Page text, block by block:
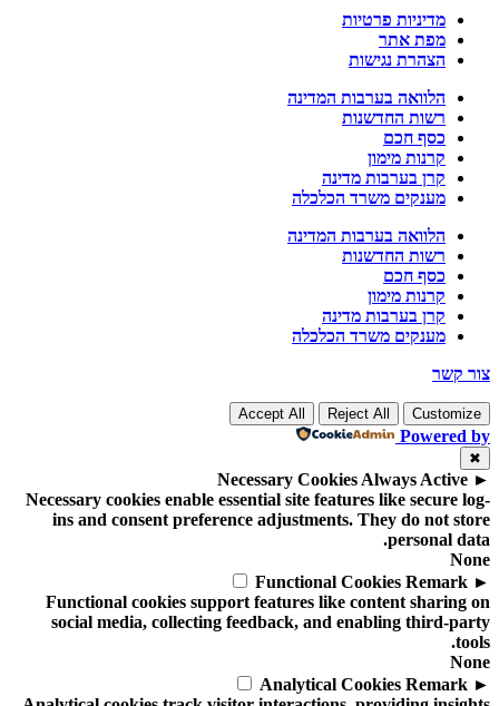
מדיניות פרטיות
מפת אתר
הצהרת נגישות
הלוואה בערבות המדינה
רשות החדשנות
כסף חכם
קרנות מימון
קרן בערבות מדינה
מענקים משרד הכלכלה
הלוואה בערבות המדינה
רשות החדשנות
כסף חכם
קרנות מימון
קרן בערבות מדינה
מענקים משרד הכלכלה
צור קשר
Customize
Reject All
Accept All
Powered by
✖
►
Necessary Cookies Always Active
Necessary cookies enable essential site features like secure log-
ins and consent preference adjustments. They do not store
personal data.
None
►
Functional Cookies Remark
Functional cookies support features like content sharing on
social media, collecting feedback, and enabling third-party
tools.
None
►
Analytical Cookies Remark